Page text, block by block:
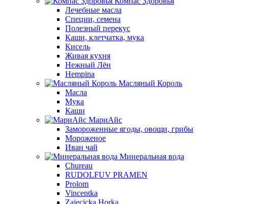
Лечебные масла
Специи, семена
Полезный перекус
Каши, клетчатка, мука
Кисель
Живая кухня
Нежный Лён
Hempina
Масляный Король
Масла
Мука
Каши
МариАйс
Замороженные ягоды, овощи, грибы
Мороженое
Иван чай
Минеральная вода
Chureau
RUDOLFUV PRAMEN
Prolom
Vincentka
Zajecicka Horka